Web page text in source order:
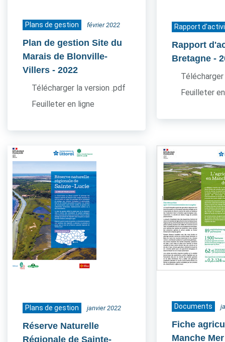
Plans de gestion février 2022
Plan de gestion Site du
Marais de Blonville-
Villers - 2022
Télécharger la version .pdf
Feuilleter en ligne
Rapport
Rapport
Bretagne -
Feuilleter
Plans de gestion janvier 2022
Réserve Naturelle
Régionale de Sainte-
Documents
Fiche
Manche